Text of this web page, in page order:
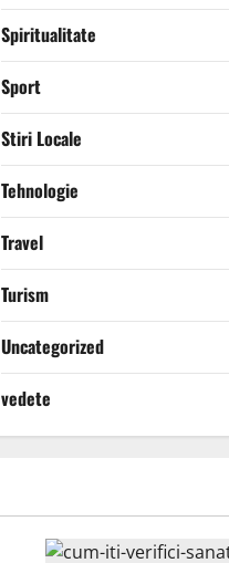
Spiritualitate
Sport
Stiri Locale
Tehnologie
Travel
Turism
Uncategorized
vedete